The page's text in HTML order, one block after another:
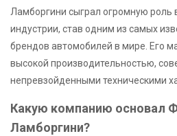
Ламборгини сыграл огромную роль
индустрии, став одним из самых
брендов автомобилей в мире. Его
высокой производительностью,
непревзойденными техническими
Какую компанию основал
Ламборгини?